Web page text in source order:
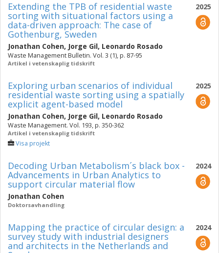
2025
Extending the TPB of residential waste
sorting with situational factors using a
data-driven approach: The case of
Gothenburg, Sweden
Jonathan Cohen, Jorge Gil, Leonardo Rosado
Waste Management Bulletin. Vol. 3 (1), p. 87-95
Artikel i vetenskaplig tidskrift
2025
Exploring urban scenarios of individual
residential waste sorting using a spatially
explicit agent-based model
Jonathan Cohen, Jorge Gil, Leonardo Rosado
Waste Management. Vol. 193, p. 350-362
Artikel i vetenskaplig tidskrift
Visa projekt
2024
Decoding Urban Metabolism´s black box -
Advancements in Urban Analytics to
support circular material flow
Jonathan Cohen
Doktorsavhandling
2024
Mapping the practice of circular design: a
survey study with industrial designers
and architects in the Netherlands and